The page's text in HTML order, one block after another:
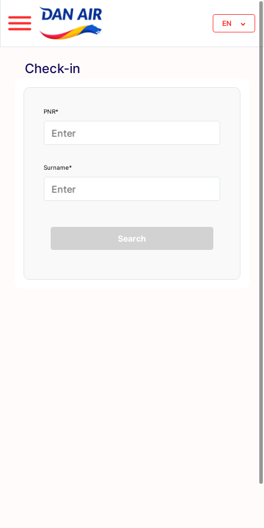
EN
Check-in
PNR*
Surname*
Search